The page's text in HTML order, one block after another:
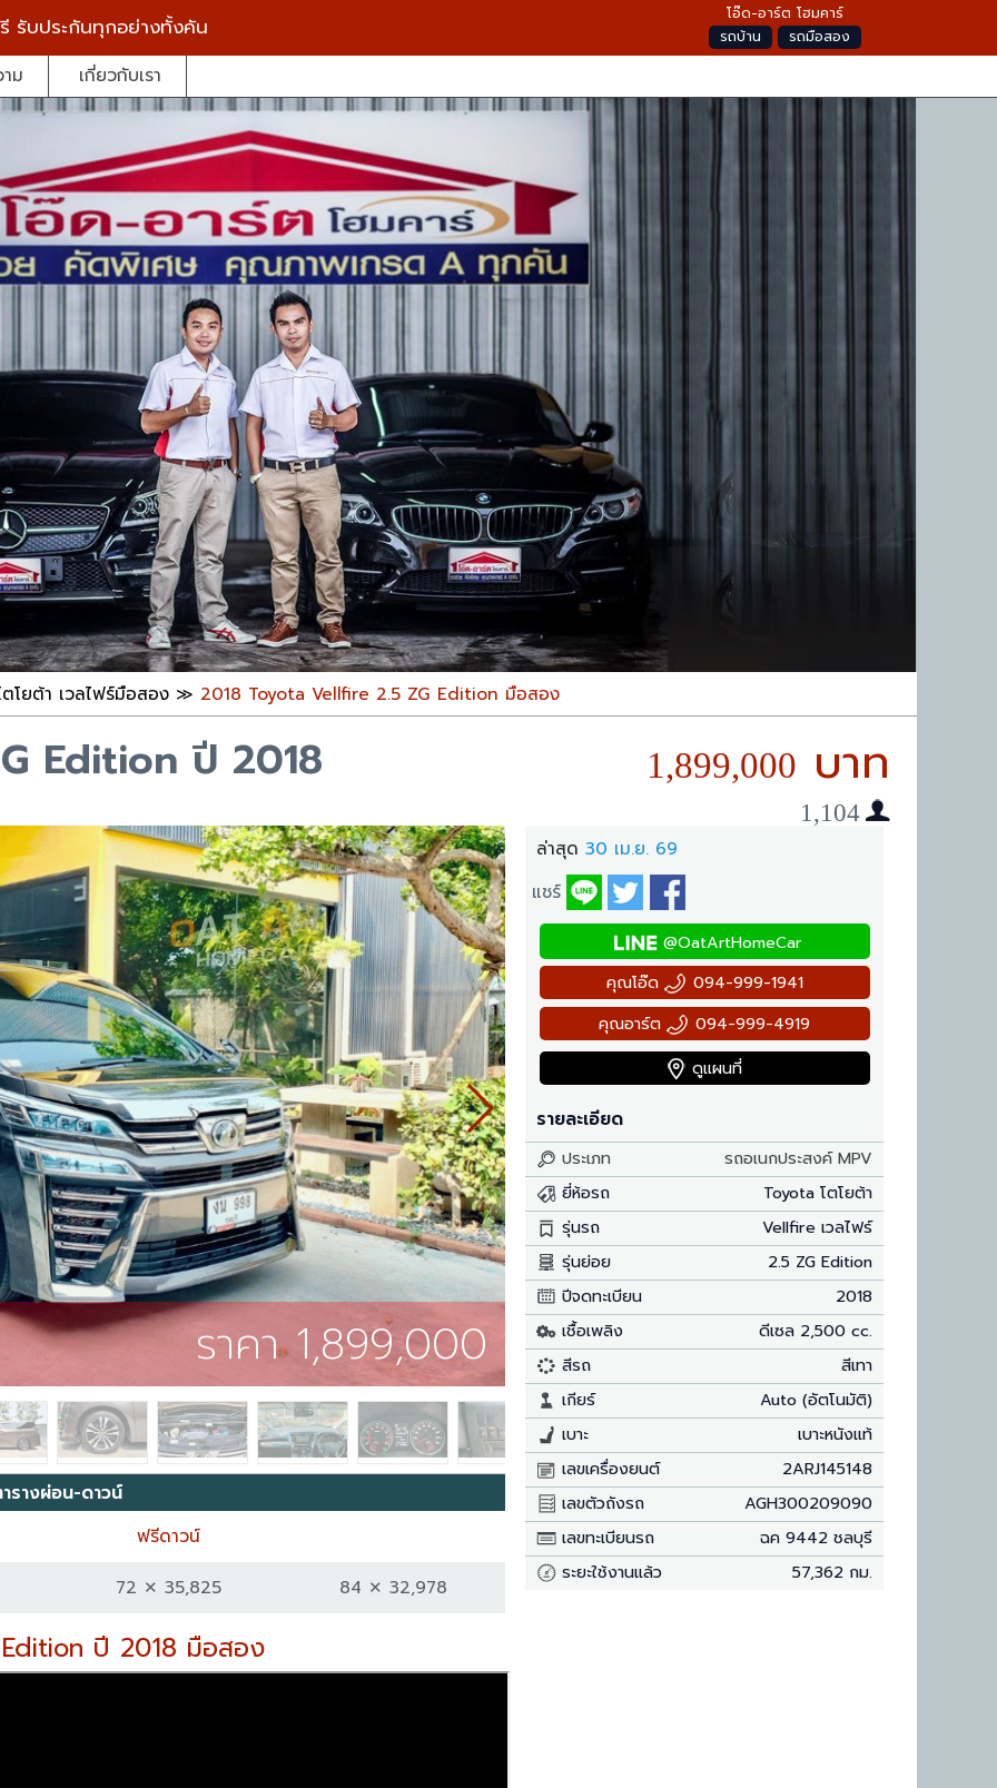
รับประกันทุกอย่างทั้งคัน
โอ๊ด-อาร์ต โฮมคาร์
รถบ้าน
รถมือสอง
ม เกี่ยวกับเรา
โยต้า เวลไฟร์มือสอง ≫ 2018 Toyota Vellfire 2.5 ZG Edition มือสอง
Edition ปี 2018 1,899,000
1,104
ราคา 1,899,000
รางผ่อน-ดาวน์
ฟรีดาวน์
72 ✕ 35,825
84 ✕ 32,978
Edition ปี 2018 มือสอง
ล่าสุด 30 เม.ย. 69
แชร์
@OatArtHomeCar
คุณโอ๊ด
094-999-1941
คุณอาร์ต
094-999-4919
ดูแผนที่
รายละเอียด
ประเภท
รถอเนกประสงค์ MPV
ยี่ห้อรถ
Toyota โตโยต้า
รุ่นรถ
Vellfire เวลไฟร์
รุ่นย่อย
2.5 ZG Edition
ปีจดทะเบียน
2018
เชื้อเพลิง
ดีเซล 2,500 cc.
สีรถ
สีเทา
เกียร์
Auto (อัตโนมัติ)
เบาะ
เบาะหนังแท้
เลขเครื่องยนต์
2ARJ145148
เลขตัวถังรถ
AGH300209090
เลขทะเบียนรถ
ฉค 9442 ชลบุรี
ระยะใช้งานแล้ว
57,362 กม.